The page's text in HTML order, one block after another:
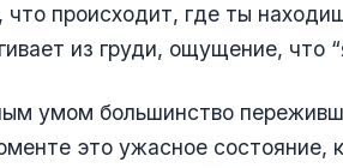
происходит, где ты
из груди, ощущение, что
умом большинство
это ужасное состояние,